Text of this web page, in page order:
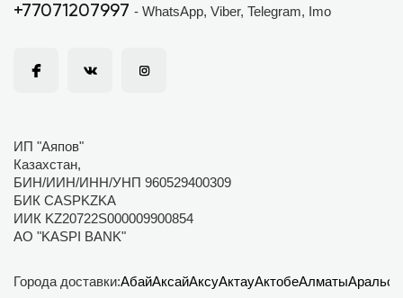
+77071207997 - WhatsApp, Viber, Telegram, Imo
ИП "Аяпов"
Казахстан,
БИН/ИИН/ИНН/УНП 960529400309
БИК CASPKZKA
ИИК KZ20722S000009900854
АО "KASPI BANK"
Города доставки:АбайАксайАксуАктауАктобеАлматыАральск